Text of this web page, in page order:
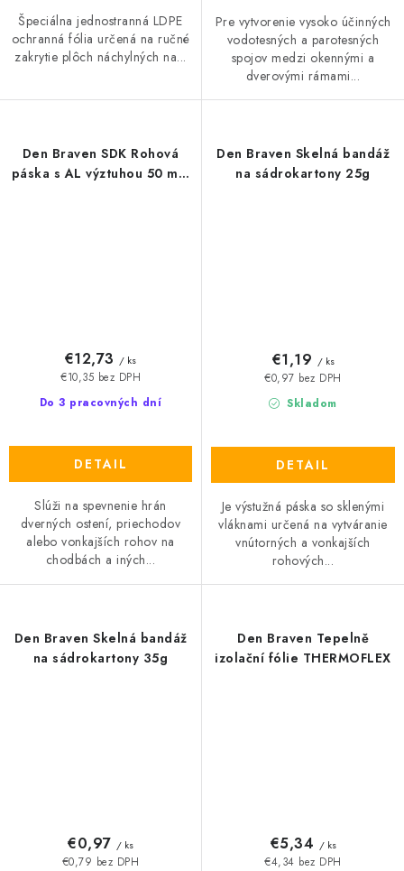
Špeciálna jednostranná LDPE
ochranná fólia určená na ručné
zakrytie plôch náchylných na...
Pre vytvorenie vysoko účinných
vodotesných a parotesných
spojov medzi okennými a
dverovými rámami...
Den Braven SDK Rohová
páska s AL výztuhou 50 mm
Do 3 pracovných dní
€10,35 bez DPH
€12,73 / ks
DETAIL
Slúži na spevnenie hrán
dverných ostení, priechodov
alebo vonkajších rohov na
chodbách a iných...
Den Braven Skelná bandáž
na sádrokartony 25g
Skladom
€0,97 bez DPH
€1,19 / ks
DETAIL
Je výstužná páska so sklenými
vláknami určená na vytváranie
vnútorných a vonkajších
rohových...
Den Braven Skelná bandáž
na sádrokartony 35g
€0,79 bez DPH
€0,97 / ks
Den Braven Tepelně
izolační fólie THERMOFLEX
€4,34 bez DPH
€5,34 / ks